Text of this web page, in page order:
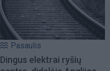
Pasaulis
Dingus elektrai ryšių